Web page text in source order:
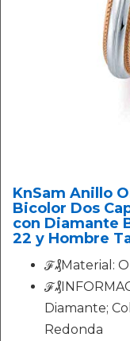
KnSam Anillo
Bicolor Dos
con Diamante
22 y Hombre
ℱ₰Material:
Diamante;
Redonda